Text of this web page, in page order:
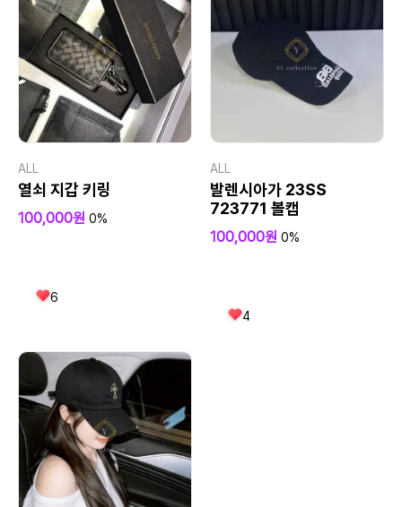
ALL
열쇠 지갑 키링
100,000원 0%
6
ALL
발렌시아가 23SS
723771 볼캡
100,000원 0%
4